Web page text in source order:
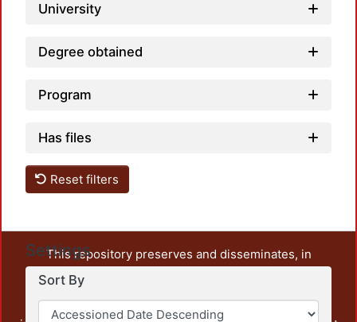
University
Degree obtained
Program
Has files
Reset filters
Settings
Sort By
This repository preserves and disseminates, in
unrestricted open access, the teaching and research
output of UAM Azcapotzalco. It also includes some
administrative and graphic documents from the